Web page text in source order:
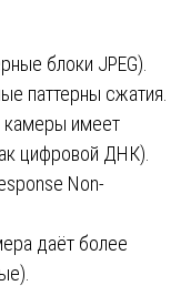
блоки JPEG).
паттерны сжатия.
камеры имеет
цифровой ДНК).
Non-
даёт более